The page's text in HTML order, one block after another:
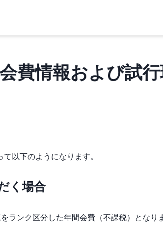
費情報および試
以下のようになります。
く場合
ランク区分した年間会費（不課税）となり